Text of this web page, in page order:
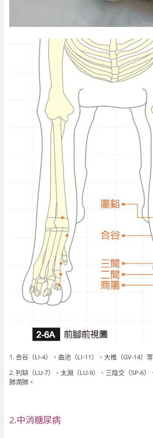
1. 合谷（LI-4）、曲池（LI-11）、大椎（GV-14）
2. 列缺（LU-7）、太淵（LU-9）、三陰交（SP-6
肺潤肺。
2.中消糖尿病